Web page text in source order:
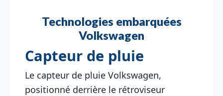
Technologies embarquées
Volkswagen
Capteur de pluie
Le capteur de pluie Volkswagen,
positionné derrière le rétroviseur